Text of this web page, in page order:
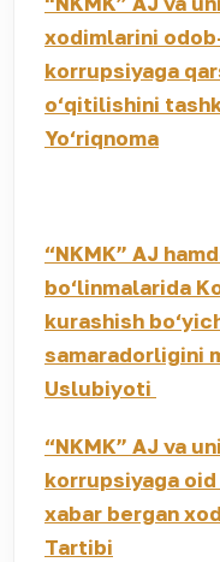
xodimlarini
korrupsiyaga
o‘qitilishini
Yo‘riqnoma
“NKMK” AJ
bo‘linmalarida
kurashish
samaradorligini
Uslubiyoti
“NKMK” AJ va
korrupsiyaga
xabar bergan
Tartibi